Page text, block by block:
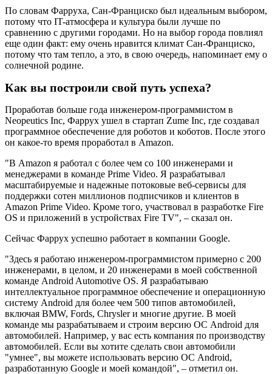
По словам Фарруха, Сан-Франциско был идеальным выбором,
потому что IT-атмосфера и культура были лучше по
сравнению с другими городами. Но на выбор города повлиял
еще один факт: ему очень нравится климат Сан-Франциско,
потому что там тепло, а это, в свою очередь, напоминает ему о
солнечной родине.
Как вы построили свой путь успеха?
Проработав больше года инженером-программистом в
Neopeutics Inc, Фаррух ушел в стартап Zume Inc, где создавал
программное обеспечение для роботов и коботов. После этого
он какое-то время проработал в Amazon.
"В Amazon я работал с более чем со 100 инженерами и
менеджерами в команде Prime Video. Я разрабатывал
масштабируемые и надежные потоковые веб-сервисы для
поддержки сотен миллионов подписчиков и клиентов в
Amazon Prime Video. Кроме того, участвовал в разработке Fire
OS и приложений в устройствах Fire TV", – сказал он.
Сейчас Фаррух успешно работает в компании Google.
"Здесь я работаю инженером-программистом примерно с 200
инженерами, в целом, и 20 инженерами в моей собственной
команде Android Automotive OS. Я разрабатываю
интеллектуальное программное обеспечение и операционную
систему Android для более чем 500 типов автомобилей,
включая BMW, Fords, Chrysler и многие другие. В моей
команде мы разрабатываем и строим версию ОС Android для
автомобилей. Например, у вас есть компания по производству
автомобилей. Если вы хотите сделать свои автомобили
"умнее", вы можете использовать версию ОС Android,
разработанную Google и моей командой", – отметил он.